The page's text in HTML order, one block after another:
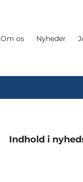
Om os Nyheder
Indhold i